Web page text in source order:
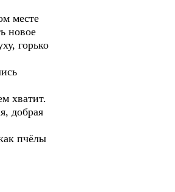
месте
новое
горько
хватит.
добрая
пчёлы